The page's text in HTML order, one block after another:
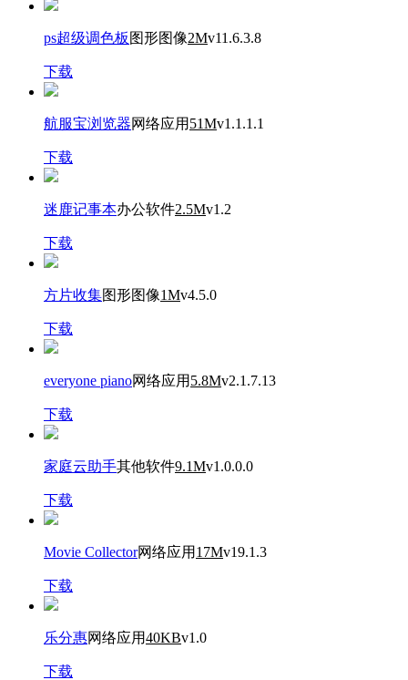
ps超级调色板 图形图像2Mv11.6.3.8
下载
航服宝浏览器网络应用 51Mv1.1.1.1
下载
迷鹿记事本办公软件2.5Mv1.2
下载
方片收集图形图像1Mv4.5.0
下载
everyone piano网络应用 5.8Mv2.1.7.13
下载
家庭云助手其他软件9.1Mv1.0.0.0
下载
Movie Collector网络应用 17Mv19.1.3
下载
乐分惠网络应用40KBv1.0
下载